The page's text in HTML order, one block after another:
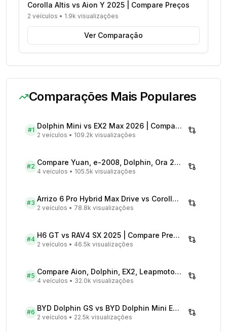
Corolla Altis vs Aion Y 2025 | Compare Preços
2 veículos • 1.9k visualizações
Ver Comparação
Comparações Mais Populares
#1 Dolphin Mini vs EX2 Max 2026 | Compare Preços
2 veículos • 109.2k visualizações
#2 Compare Yuan, e-2008, Dolphin, Ora 2026 | Veículos Elétricos
4 veículos • 105.5k visualizações
#3 Arrizo 6 Pro Hybrid Max Drive vs Corolla Cross XRX Hybrid - Comparativo Completo
2 veículos • 78.8k visualizações
#4 H6 GT vs RAV4 SX 2025 | Compare Preços
2 veículos • 46.5k visualizações
#5 Compare Aion, Dolphin, EX2, Leapmotor 2026 | Veículos Elétricos
4 veículos • 32.0k visualizações
#6 BYD Dolphin GS vs BYD Dolphin Mini EV - Comparativo Completo
2 veículos • 22.5k visualizações